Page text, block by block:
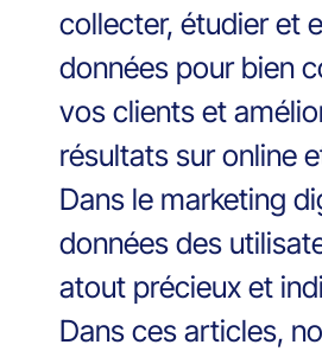
collecter, étudier et
données pour bien
vos clients et
résultats sur online
Dans le marketing
données des
atout précieux et
Dans ces articles,